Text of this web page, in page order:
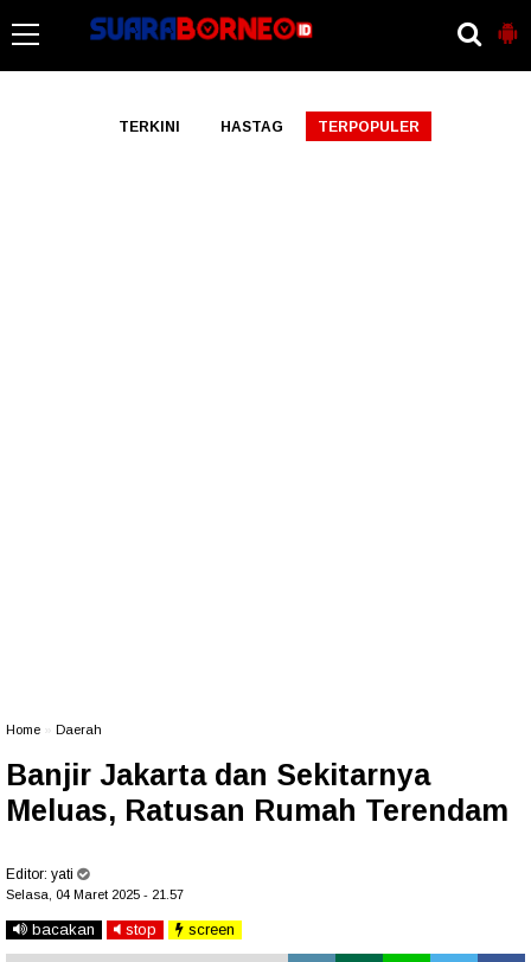
TERKINI HASTAG TERPOPULER
Home Daerah
Banjir Jakarta dan Sekitarnya
Meluas, Ratusan Rumah Terendam
Editor: yati
Selasa, 04 Maret 2025 - 21.57
bacakan stop screen